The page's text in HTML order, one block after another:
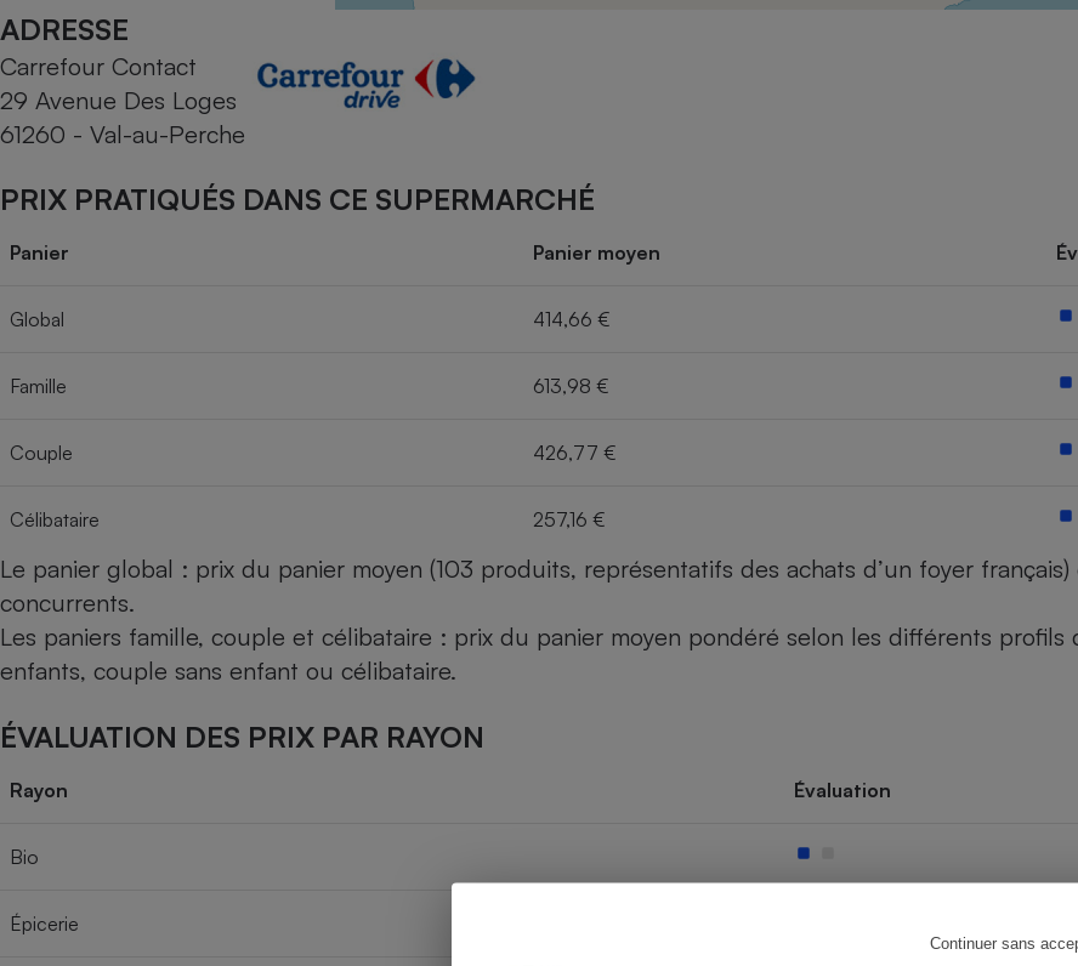
Continuer sans
ADRESSE
Carrefour Contact
29 Avenue Des Loges
61260 - Val-au-Perche
PRIX PRATIQUÉS DANS CE SUPERMARCHÉ
Panier Panier moyen
Global 414,66 €
Famille 613,98 €
Couple 426,77 €
Célibataire 257,16 €
Le panier global : prix du panier moyen (103 produits, représentatifs des achats d’un foyer
concurrents.
Les paniers famille, couple et célibataire : prix du panier moyen pondéré selon les différents profils
enfants, couple sans enfant ou célibataire.
ÉVALUATION DES PRIX PAR RAYON
Rayon Évaluation
Bio
Épicerie
Cafetière à expressos
Téléphone mobile -
Smartphone
Radiateur électrique